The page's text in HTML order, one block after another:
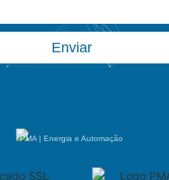
Enviar
PMA | Energia e Automação